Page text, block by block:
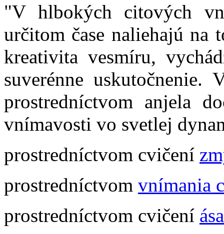
"V hlbokých citových
určitom čase naliehajú na
kreativita vesmíru,
suverénne uskutočnenie.
prostredníctvom anjela
vnímavosti vo svetlej
prostredníctvom cvičení
prostredníctvom vnímania
prostredníctvom cvičení